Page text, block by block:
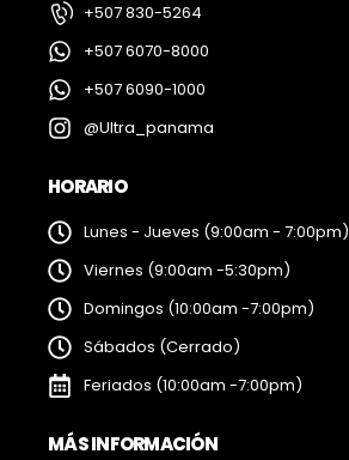
+507 830-5264
+507 6070-8000
+507 6090-1000
@Ultra_panama
HORARIO
Lunes - Jueves (9:00am - 7:00pm)
Viernes (9:00am -5:30pm)
Domingos (10:00am -7:00pm)
Sábados (Cerrado)
Feriados (10:00am -7:00pm)
MÁS INFORMACIÓN